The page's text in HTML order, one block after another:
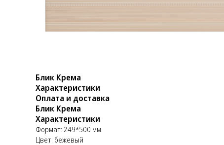
Блик Крема
Характеристики
Оплата и доставка
Блик Крема
Характеристики
Формат: 249*500 мм.
Цвет: бежевый